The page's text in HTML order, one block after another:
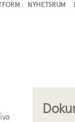
NYHETSRUM